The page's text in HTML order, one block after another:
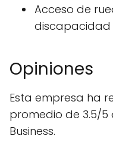
Acceso de
discapacidad
Opiniones
Esta empresa ha
promedio de 3.5/5
Business.